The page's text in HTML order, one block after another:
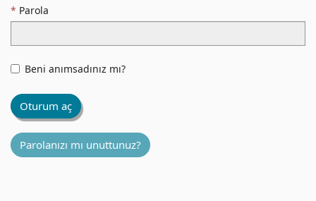
Parola
Beni anımsadınız mı?
Oturum aç
Parolanızı mı unuttunuz?